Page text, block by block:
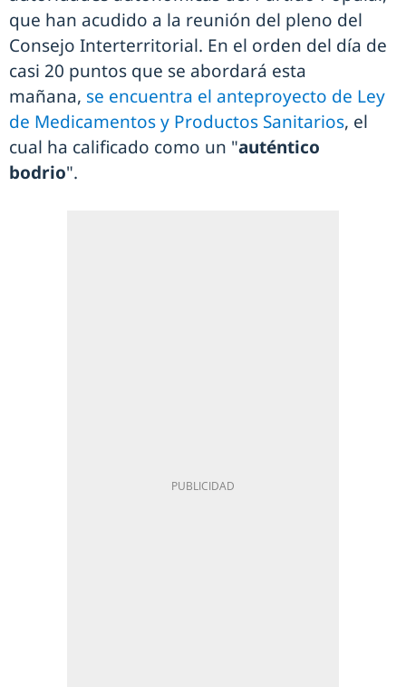
que han acudido a la reunión del pleno del
Consejo Interterritorial. En el orden del día de
casi 20 puntos que se abordará esta
mañana, se encuentra el anteproyecto de Ley
de Medicamentos y Productos Sanitarios, el
cual ha calificado como un "auténtico
bodrio".